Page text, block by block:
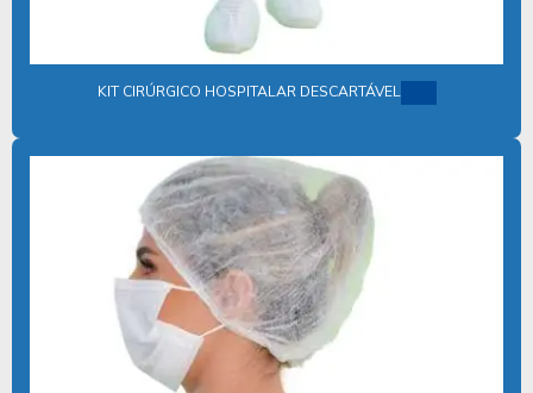
GORRO CIRURGICO PREÇO
INDUSTRIA DE PRODUTOS DESCARTAVEIS HOSPITALARES
INVOLUCRO PARA ESTERILIZAÇÃO
JALECO DESCARTÁVEL
JALECOS DESCARTAVEIS EM TNT
KIT BASICO ODONTOLOGICO
KIT CIRÚRGICO PARA CLÍNICAS MÉDICAS
KIT CIRÚRGICO HOSPITALAR DESCARTÁVEL